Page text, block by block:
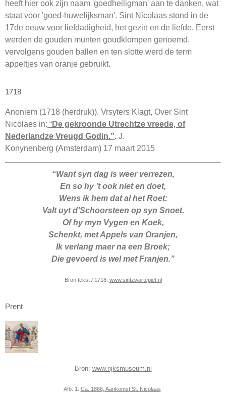
heeft hier ook zijn naam 'goedheiligman' aan te danken, wat
staat voor 'goed-huwelijksman'. Sint Nicolaas stond in de
17de eeuw voor liefdadigheid, het gezin en de liefde. Eerst
werden de gouden munten goudklompen genoemd,
vervolgens gouden ballen en ten slotte werd de term
appeltjes van oranje gebruikt.
1718
Anoniem (1718 (herdruk)). Vrsyters Klagt, Over Sint
Nicolaes in: “De gekroonde Utrechtze vreede, of
Nederlandze Vreugd Godin.”. J.
Konynenberg (Amsterdam) 17 maart 2015
“Want syn dag is weer verrezen,
En so hy ’t ook niet en doet,
Wens ik hem dat al het Roet:
Valt uyt d’Schoorsteen op syn Snoet.
Of hy myn Vygen en Koek,
Schenkt, met Appels van Oranjen,
Ik verlang maer na een Broek;
Die gevoerd is wel met Franjen.”
Bron tekst / 1718: www.sintzwartepiet.nl
Prent
Bron: www.rijksmuseum.nl
Afb. 1: Ca. 1866, Aankomst St. Nicolaas